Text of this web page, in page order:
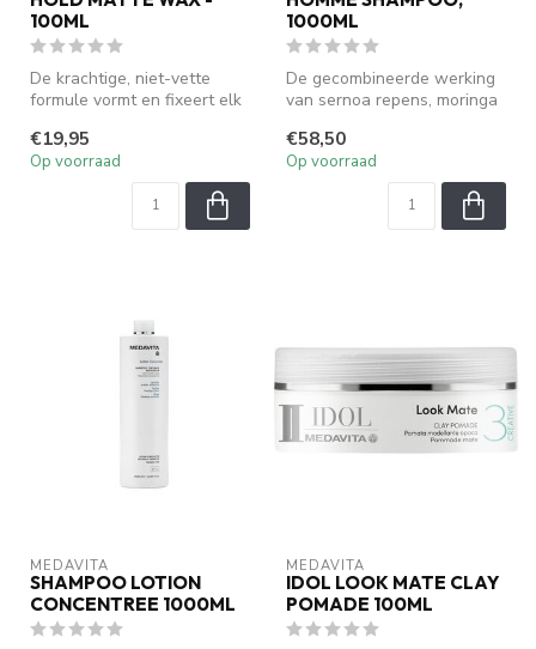
100ML
De krachtige, niet-vette
formule vormt en fixeert elk
€19,95
Op voorraad
1000ML
De gecombineerde werking
van sernoa repens, moringa
...
€58,50
Op voorraad
MEDAVITA
SHAMPOO LOTION
CONCENTREE 1000ML
MEDAVITA
IDOL LOOK MATE CLAY
POMADE 100ML